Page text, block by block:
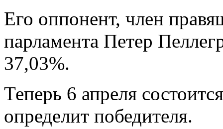
Его оппонент, член
парламента Петер
37,03%.
Теперь 6 апреля
определит победителя.